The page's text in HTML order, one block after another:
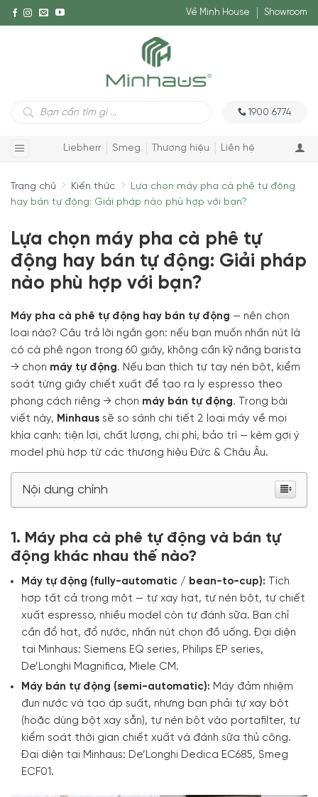
Về Minh House Showroom
Tìm
kiếm
1900 6774
Liebherr Smeg Thương hiệu Liên hệ
Trang chủ Kiến thức
Lựa chọn máy pha cà phê tự động
hay bán tự động: Giải pháp nào phù hợp với bạn?
Lựa chọn máy pha cà phê tự
động hay bán tự động: Giải pháp
nào phù hợp với bạn?
Máy pha cà phê tự động hay bán tự động — nên chọn
loại nào? Câu trả lời ngắn gọn: nếu bạn muốn nhấn nút là
có cà phê ngon trong 60 giây, không cần kỹ năng barista
→ chọn máy tự động. Nếu bạn thích tự tay nén bột, kiểm
soát từng giây chiết xuất để tạo ra ly espresso theo
phong cách riêng → chọn máy bán tự động. Trong bài
viết này, Minhaus sẽ so sánh chi tiết 2 loại máy về mọi
khía cạnh: tiện lợi, chất lượng, chi phí, bảo trì — kèm gợi ý
model phù hợp từ các thương hiệu Đức & Châu Âu.
Nội dung chính
1. Máy pha cà phê tự động và bán tự
động khác nhau thế nào?
Máy tự động (fully-automatic / bean-to-cup): Tích
hợp tất cả trong một — tự xay hạt, tự nén bột, tự chiết
xuất espresso, nhiều model còn tự đánh sữa. Bạn chỉ
cần đổ hạt, đổ nước, nhấn nút chọn đồ uống. Đại diện
tại Minhaus: Siemens EQ series, Philips EP series,
De’Longhi Magnifica, Miele CM.
Máy bán tự động (semi-automatic): Máy đảm nhiệm
đun nước và tạo áp suất, nhưng bạn phải tự xay bột
(hoặc dùng bột xay sẵn), tự nén bột vào portafilter, tự
kiểm soát thời gian chiết xuất và đánh sữa thủ công.
Đại diện tại Minhaus: De’Longhi Dedica EC685, Smeg
ECF01.